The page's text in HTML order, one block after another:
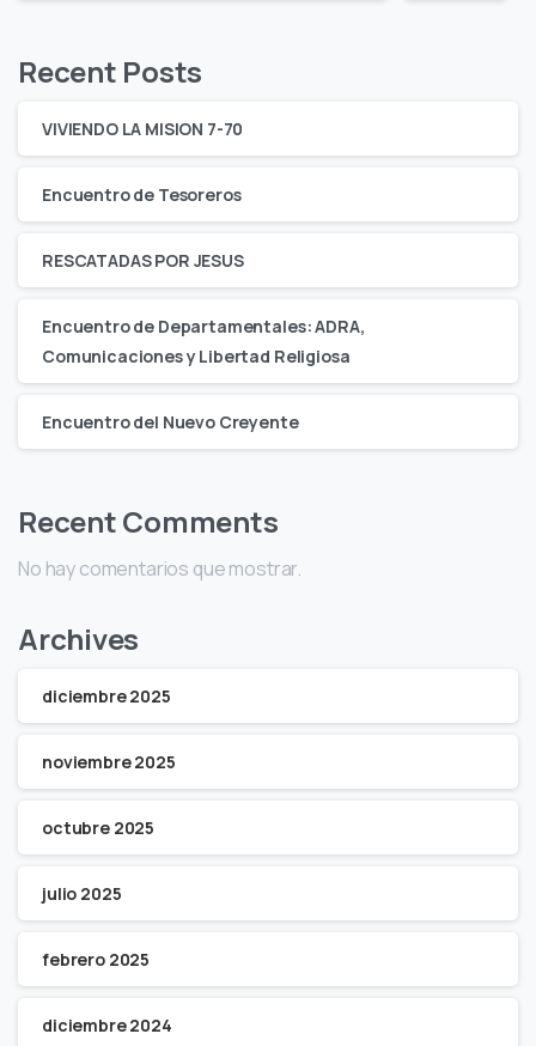
Recent Posts
VIVIENDO LA MISION 7-70
Encuentro de Tesoreros
RESCATADAS POR JESUS
Encuentro de Departamentales: ADRA,
Comunicaciones y Libertad Religiosa
Encuentro del Nuevo Creyente
Recent Comments
No hay comentarios que mostrar.
Archives
diciembre 2025
noviembre 2025
octubre 2025
julio 2025
febrero 2025
diciembre 2024